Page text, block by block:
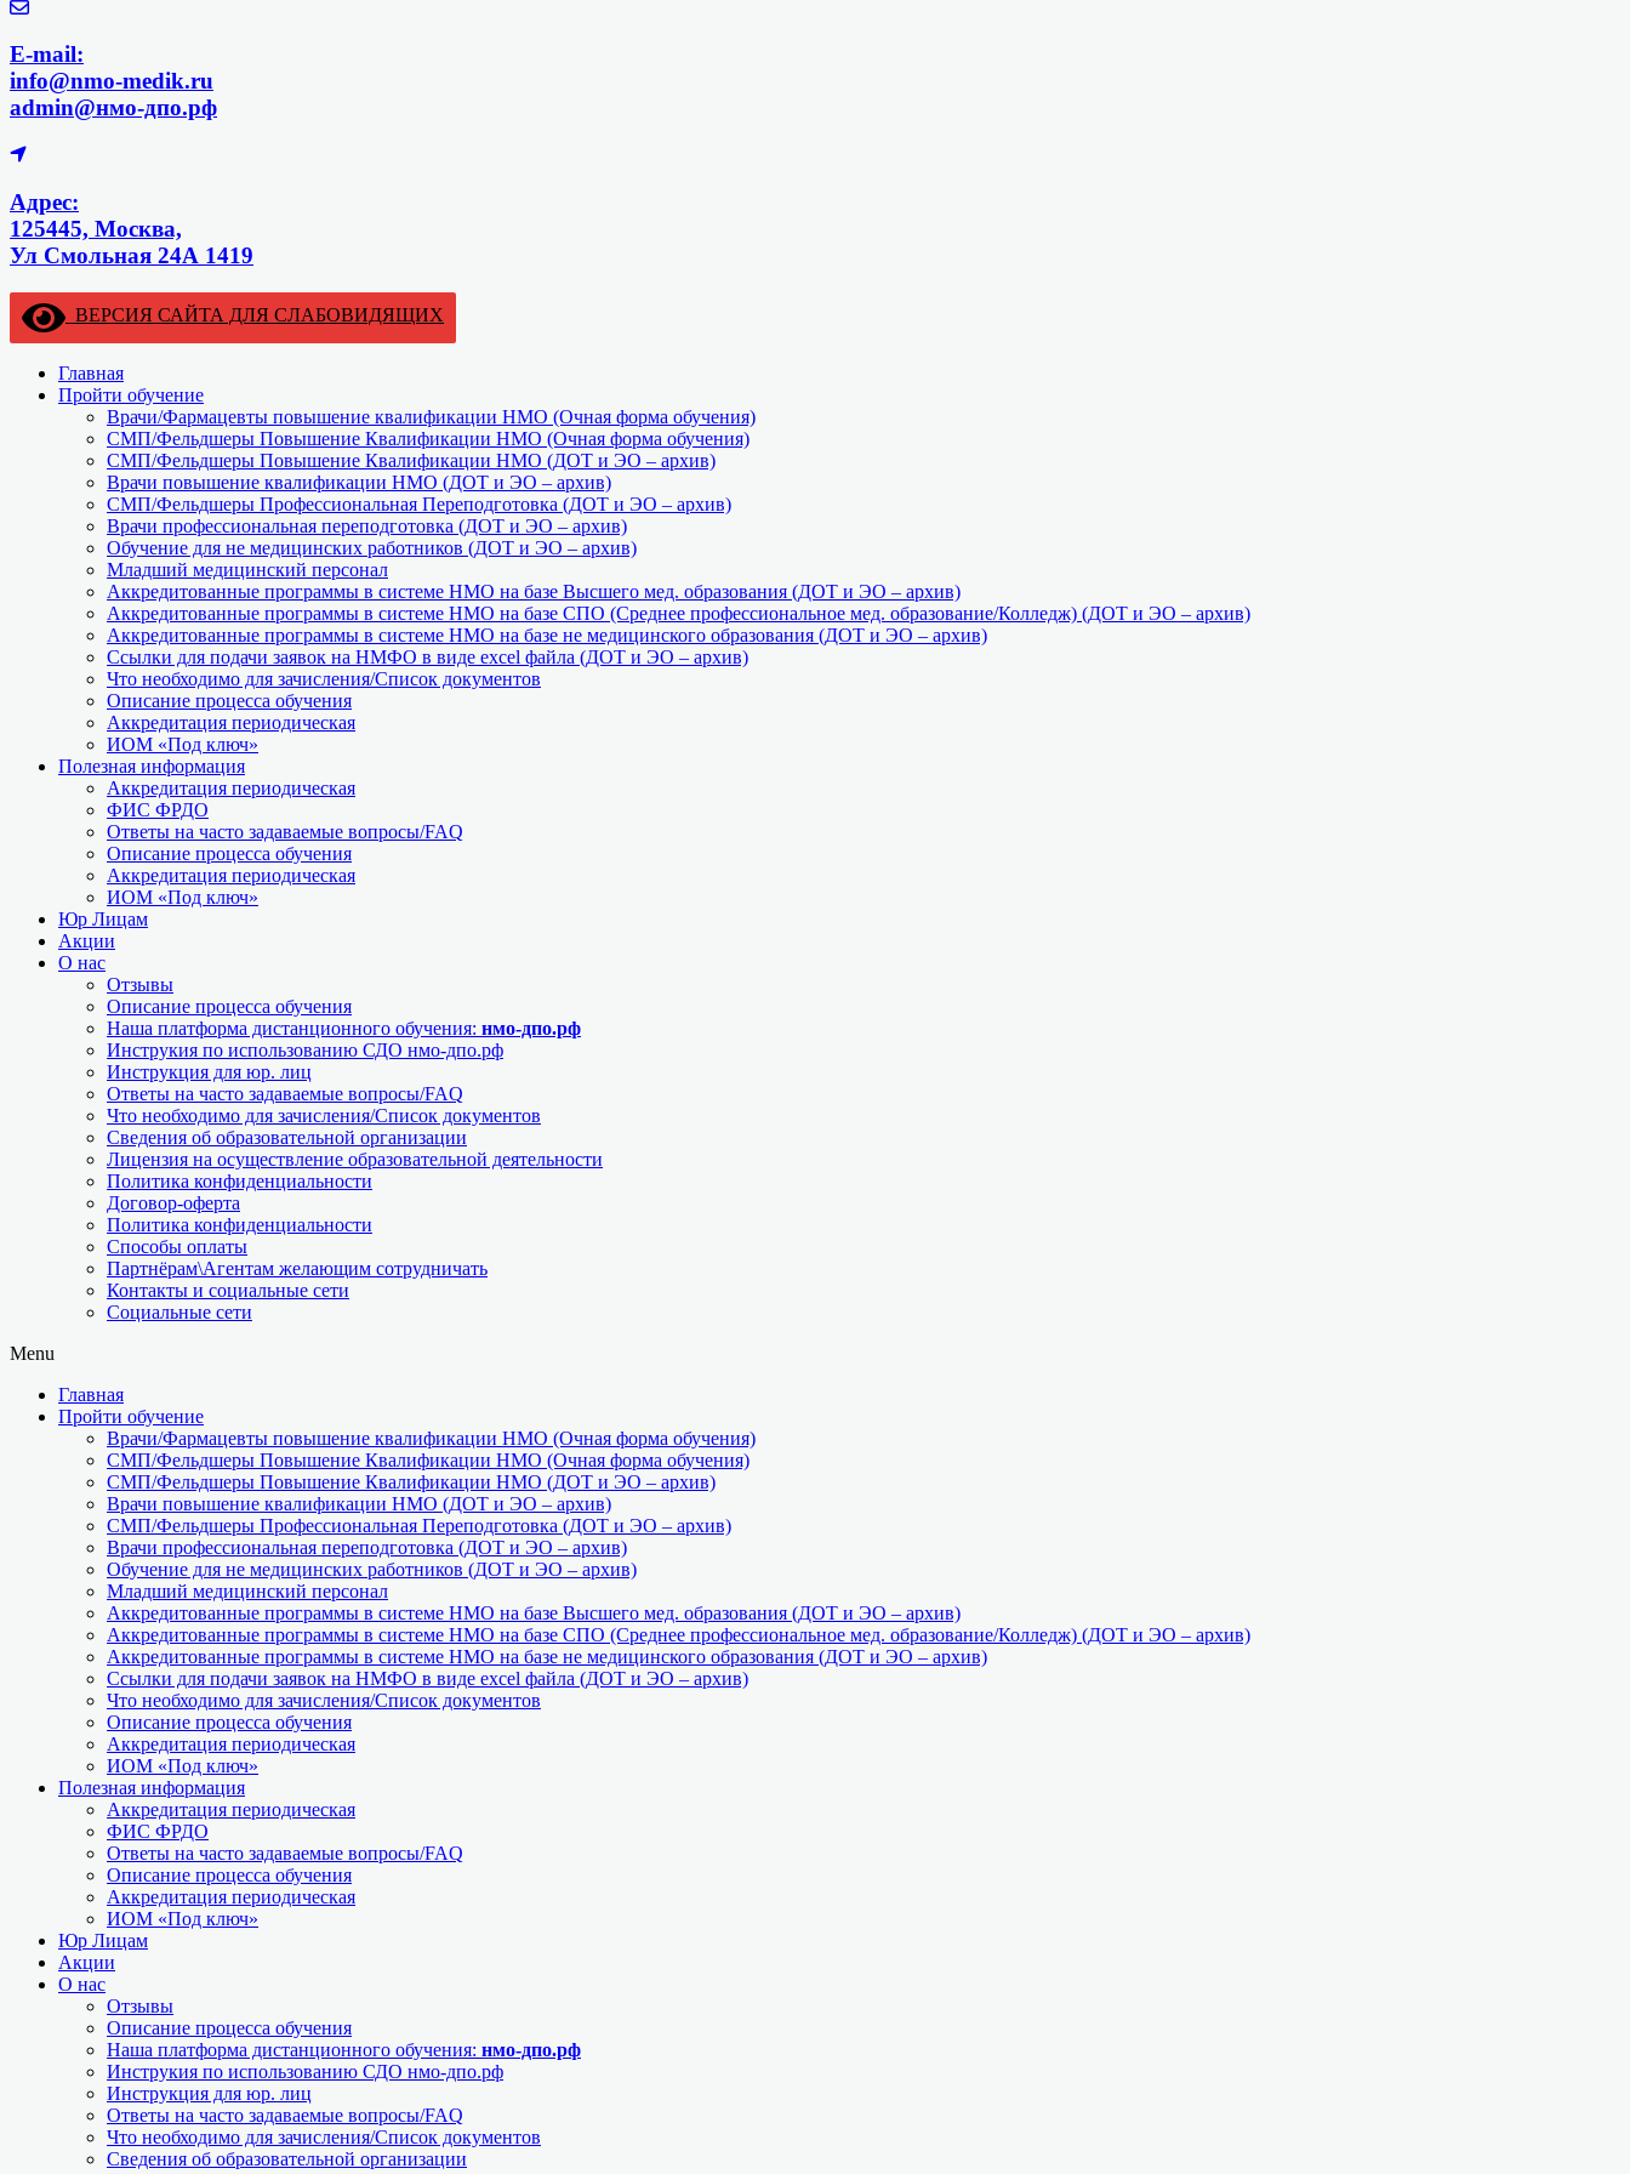
E-mail:
info@nmo-medik.ru
admin@нмо-дпо.рф
Адрес:
125445, Москва,
Ул Смольная 24А 1419
ВЕРСИЯ САЙТА ДЛЯ СЛАБОВИДЯЩИХ
Главная
Пройти обучение
Врачи/Фармацевты повышение квалификации НМО (Очная форма обучения)
СМП/Фельдшеры Повышение Квалификации НМО (Очная форма обучения)
СМП/Фельдшеры Повышение Квалификации НМО (ДОТ и ЭО – архив)
Врачи повышение квалификации НМО (ДОТ и ЭО – архив)
СМП/Фельдшеры Профессиональная Переподготовка (ДОТ и ЭО – архив)
Врачи профессиональная переподготовка (ДОТ и ЭО – архив)
Обучение для не медицинских работников (ДОТ и ЭО – архив)
Младший медицинский персонал
Аккредитованные программы в системе НМО на базе Высшего мед. образования (ДОТ и ЭО – архив)
Аккредитованные программы в системе НМО на базе СПО (Среднее профессиональное мед. образование/Колледж) (ДОТ и ЭО – архив)
Аккредитованные программы в системе НМО на базе не медицинского образования (ДОТ и ЭО – архив)
Ссылки для подачи заявок на НМФО в виде excel файла (ДОТ и ЭО – архив)
Что необходимо для зачисления/Список документов
Описание процесса обучения
Аккредитация периодическая
ИОМ «Под ключ»
Полезная информация
Аккредитация периодическая
ФИС ФРДО
Ответы на часто задаваемые вопросы/FAQ
Описание процесса обучения
Аккредитация периодическая
ИОМ «Под ключ»
Юр Лицам
Акции
О нас
Отзывы
Описание процесса обучения
Наша платформа дистанционного обучения: нмо-дпо.рф
Инструкия по использованию СДО нмо-дпо.рф
Инструкция для юр. лиц
Ответы на часто задаваемые вопросы/FAQ
Что необходимо для зачисления/Список документов
Сведения об образовательной организации
Лицензия на осуществление образовательной деятельности
Политика конфиденциальности
Договор-оферта
Политика конфиденциальности
Способы оплаты
Партнёрам\Агентам желающим сотрудничать
Контакты и социальные сети
Социальные сети
Menu
Главная
Пройти обучение
Врачи/Фармацевты повышение квалификации НМО (Очная форма обучения)
СМП/Фельдшеры Повышение Квалификации НМО (Очная форма обучения)
СМП/Фельдшеры Повышение Квалификации НМО (ДОТ и ЭО – архив)
Врачи повышение квалификации НМО (ДОТ и ЭО – архив)
СМП/Фельдшеры Профессиональная Переподготовка (ДОТ и ЭО – архив)
Врачи профессиональная переподготовка (ДОТ и ЭО – архив)
Обучение для не медицинских работников (ДОТ и ЭО – архив)
Младший медицинский персонал
Аккредитованные программы в системе НМО на базе Высшего мед. образования (ДОТ и ЭО – архив)
Аккредитованные программы в системе НМО на базе СПО (Среднее профессиональное мед. образование/Колледж) (ДОТ и ЭО – архив)
Аккредитованные программы в системе НМО на базе не медицинского образования (ДОТ и ЭО – архив)
Ссылки для подачи заявок на НМФО в виде excel файла (ДОТ и ЭО – архив)
Что необходимо для зачисления/Список документов
Описание процесса обучения
Аккредитация периодическая
ИОМ «Под ключ»
Полезная информация
Аккредитация периодическая
ФИС ФРДО
Ответы на часто задаваемые вопросы/FAQ
Описание процесса обучения
Аккредитация периодическая
ИОМ «Под ключ»
Юр Лицам
Акции
О нас
Отзывы
Описание процесса обучения
Наша платформа дистанционного обучения: нмо-дпо.рф
Инструкия по использованию СДО нмо-дпо.рф
Инструкция для юр. лиц
Ответы на часто задаваемые вопросы/FAQ
Что необходимо для зачисления/Список документов
Сведения об образовательной организации